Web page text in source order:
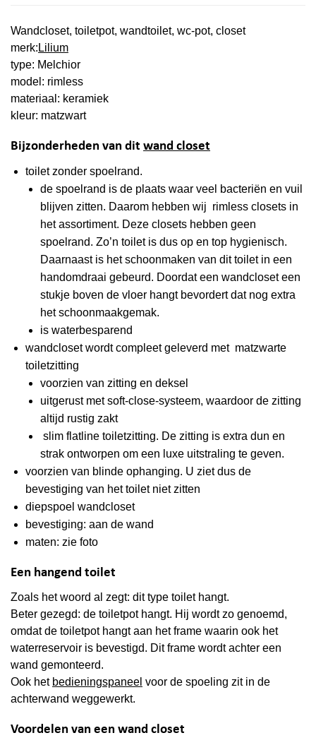
Wandcloset, toiletpot, wandtoilet, wc-pot, closet
merk: Lilium
type: Melchior
model: rimless
materiaal: keramiek
kleur: matzwart
Bijzonderheden van dit wand closet
toilet zonder spoelrand.
de spoelrand is de plaats waar veel bacteriën en vuil
blijven zitten. Daarom hebben wij rimless closets in
het assortiment. Deze closets hebben geen
spoelrand. Zo’n toilet is dus op en top hygienisch.
Daarnaast is het schoonmaken van dit toilet in een
handomdraai gebeurd. Doordat een wandcloset een
stukje boven de vloer hangt bevordert dat nog extra
het schoonmaakgemak.
is waterbesparend
wandcloset wordt compleet geleverd met matzwarte
toiletzitting
voorzien van zitting en deksel
uitgerust met soft-close-systeem, waardoor de zitting
altijd rustig zakt
slim flatline toiletzitting. De zitting is extra dun en
strak ontworpen om een luxe uitstraling te geven.
voorzien van blinde ophanging. U ziet dus de
bevestiging van het toilet niet zitten
diepspoel wandcloset
bevestiging: aan de wand
maten: zie foto
Een hangend toilet
Zoals het woord al zegt: dit type toilet hangt.
Beter gezegd: de toiletpot hangt. Hij wordt zo genoemd,
omdat de toiletpot hangt aan het frame waarin ook het
waterreservoir is bevestigd. Dit frame wordt achter een
wand gemonteerd.
Ook het bedieningspaneel voor de spoeling zit in de
achterwand weggewerkt.
Voordelen van een wand closet